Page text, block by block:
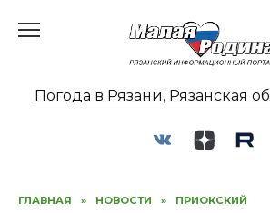
Погода в Рязани, Рязанская
ГЛАВНАЯ » НОВОСТИ » ПРИОКСКИЙ